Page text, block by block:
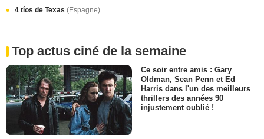
4 tíos de Texas (Espagne)
Top actus ciné de la semaine
Ce soir entre amis : Gary
Oldman, Sean Penn et Ed
Harris dans l'un des meilleurs
thrillers des années 90
injustement oublié !